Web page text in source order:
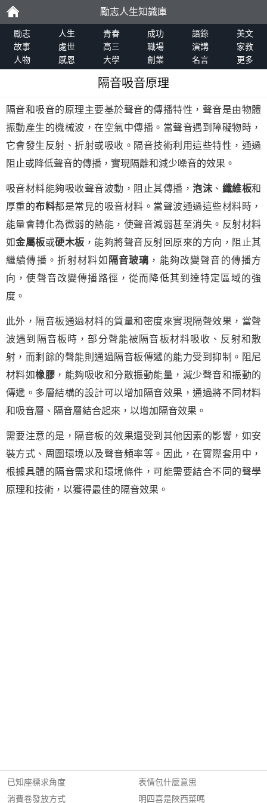
勵
志
勵志人生知識庫
勵志 人生 青春 成功 語錄
美文
故事
處世 高三 職場 演講
家教
人物
感恩 大學 創業 名言 更多
隔音吸音原理
隔音和吸音的原理主要基於聲音的傳播特性，聲音是由物體
振動產生的機械波，在空氣中傳播。當聲音遇到障礙物時，
它會發生反射、折射或吸收。隔音技術利用這些特性，通過
阻止或降低聲音的傳播，實現隔離和減少噪音的效果。
吸音材料能夠吸收聲音波動，阻止其傳播，泡沫 、 纖維板和
厚重的布料都是常見的吸音材料。當聲波通過這些材料時，
能量會轉化為微弱的熱能，使聲音減弱甚至消失。反射材料
如金屬板或硬木板 ，能夠將聲音反射回原來的方向，阻止其
繼續傳播。折射材料如 隔音玻璃 ，能夠改變聲音的傳播方
向，使聲音改變傳播路徑，從而降低其到達特定區域的強
度。
此外，隔音板通過材料的質量和密度來實現隔聲效果，當聲
波遇到隔音板時，部分聲能被隔音板材料吸收、反射和散
射，而剩餘的聲能則通過隔音板傳遞的能力受到抑制。阻尼
材料如橡膠 ，能夠吸收和分散振動能量，減少聲音和振動的
傳遞。多層結構的設計可以增加隔音效果，通過將不同材料
和吸音層、隔音層結合起來，以增加隔音效果。
需要注意的是，隔音板的效果還受到其他因素的影響，如安
裝方式、周圍環境以及聲音頻率等。因此，在實際套用中，
根據具體的隔音需求和環境條件，可能需要結合不同的聲學
原理和技術，以獲得最佳的隔音效果。
已知座標求角度
消費卷發放方式
表情包什麼意思
明四喜是陜西菜嗎